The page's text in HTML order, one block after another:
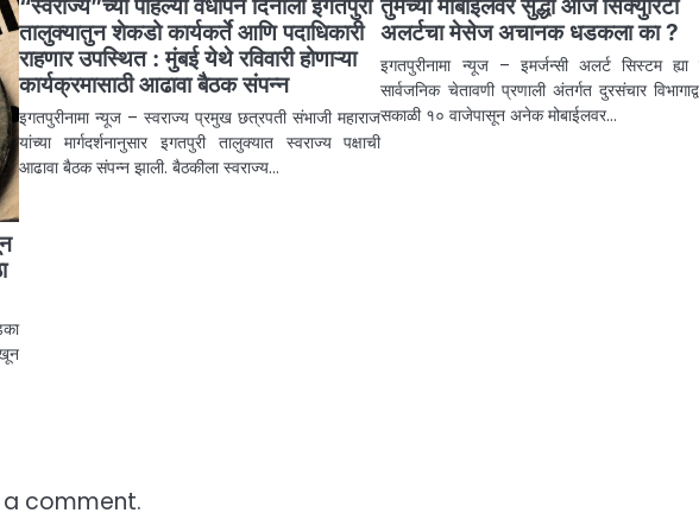
“स्वराज्य”च्या पहिल्या वर्धापन दिनाला इगतपुरी
तालुक्यातुन शेकडो कार्यकर्ते आणि पदाधिकारी
राहणार उपस्थित : मुंबई येथे रविवारी होणाऱ्या
कार्यक्रमासाठी आढावा बैठक संपन्न
इगतपुरीनामा न्यूज – स्वराज्य प्रमुख छत्रपती संभाजी महाराज
यांच्या मार्गदर्शनानुसार इगतपुरी तालुक्यात स्वराज्य पक्षाची
आढावा बैठक संपन्न झाली. बैठकीला स्वराज्य…
तुमच्या मोबाईलवर सुद्धा आज सिक्युरिटी
अलर्टचा मेसेज अचानक धडकला का ?
इगतपुरीनामा न्यूज – इमर्जन्सी अलर्ट सिस्टम ह्या
सार्वजनिक चेतावणी प्रणाली अंतर्गत दुरसंचार
सकाळी १० वाजेपासून अनेक मोबाईलवर…
comment.